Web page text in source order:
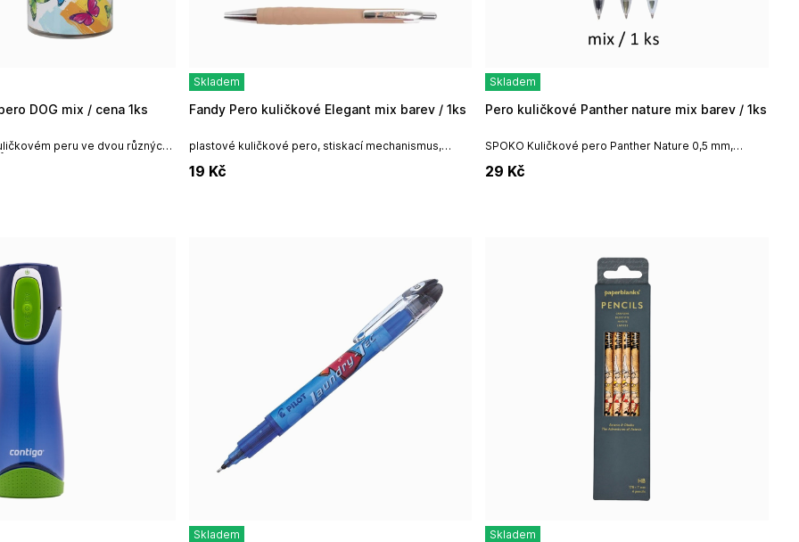
peru ve dvou různých
DOG mix / cena 1ks
Skladem
plastové kuličkové pero, stiskací mechanismus,
náplň F-411, inkoustu semi-gel pro...
Fandy Pero kuličkové Elegant mix barev / 1ks
19 Kč
Skladem
SPOKO Kuličkové pero Panther Nature 0,5 mm,
Koeximpo, spol. s.r.o.Adresa výrobce:...
Pero kuličkové Panther nature mix barev / 1ks
29 Kč
Skladem Skladem